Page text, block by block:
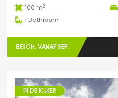
100 m2
1 Bathroom
BESCH. VANAF SEP.
IN DE KIJKER